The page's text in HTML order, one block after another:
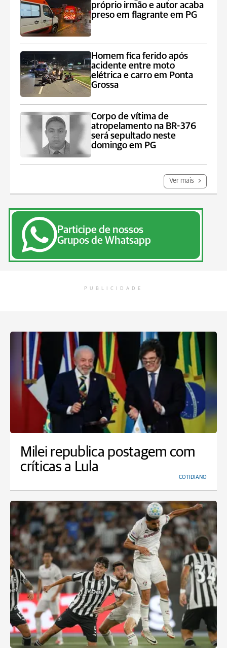
próprio irmão e autor acaba
preso em flagrante em PG
Homem fica ferido após
acidente entre moto
elétrica e carro em Ponta
Grossa
Corpo de vítima de
atropelamento na BR-376
será sepultado neste
domingo em PG
Ver mais
Participe de nossos
Grupos de Whatsapp
PUBLICIDADE
Milei republica postagem com
críticas a Lula
COTIDIANO